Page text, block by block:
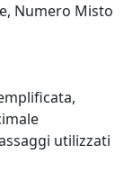
Numero Misto
utilizzati